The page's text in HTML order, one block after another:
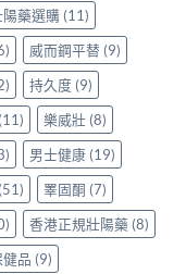
陽藥選購 (11)
威而鋼平替 (9)
持久度 (9)
(11) 樂威壯 (8)
男士健康 (19)
(51) 睪固酮 (7)
香港正規壯陽藥 (8)
品 (9)